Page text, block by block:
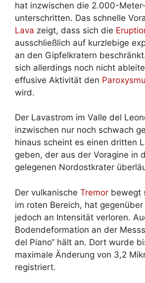
hat inzwischen die 2.000-
unterschritten. Das schnelle
Lava zeigt, dass sich die
ausschließlich auf kurzlebige
an den Gipfelkratern
sich allerdings noch nicht
effusive Aktivität den
wird.
Der Lavastrom im Valle del
inzwischen nur noch schwach
hinaus scheint es einen dritten
geben, der aus der Voragine in
gelegenen Nordostkrater
Der vulkanische Tremor bewegt
im roten Bereich, hat
jedoch an Intensität verloren.
Bodendeformation an der
del Piano“ hält an. Dort wurde
maximale Änderung von 3,2
registriert.